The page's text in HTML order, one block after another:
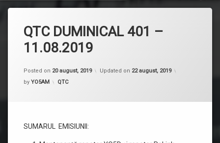
QTC DUMINICAL 401 –
11.08.2019
Posted on 20 august, 2019 Updated on 22 august, 2019
by YO5AM Categorii:
QTC
SUMARUL EMISIUNII: